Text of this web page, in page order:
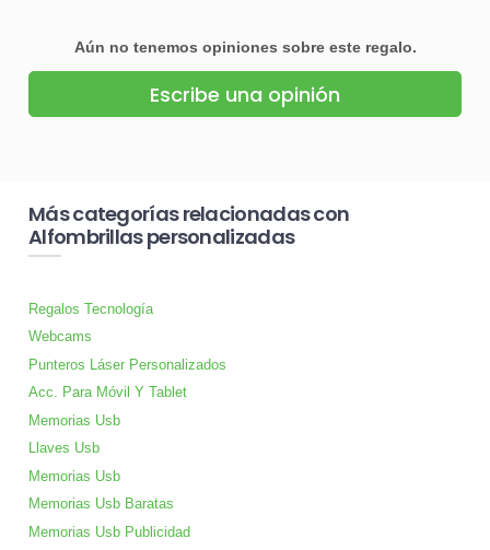
Aún no tenemos opiniones sobre este regalo.
Escribe una opinión
Más categorías relacionadas con
Alfombrillas personalizadas
Regalos Tecnología
Webcams
Punteros Láser Personalizados
Acc. Para Móvil Y Tablet
Memorias Usb
Llaves Usb
Memorias Usb
Memorias Usb Baratas
Memorias Usb Publicidad